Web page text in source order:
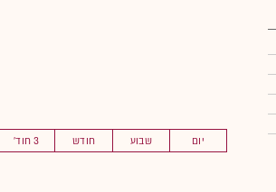
יום שבוע חודש 3 חוד'